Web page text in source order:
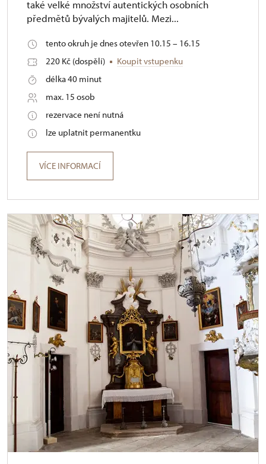
také velké množství autentických osobních
předmětů bývalých majitelů. Mezi...
tento okruh je dnes otevřen 10.15 – 16.15
220 Kč (dospělí)
Koupit vstupenku
délka 40 minut
max. 15 osob
rezervace není nutná
lze uplatnit permanentku
VÍCE INFORMACÍ